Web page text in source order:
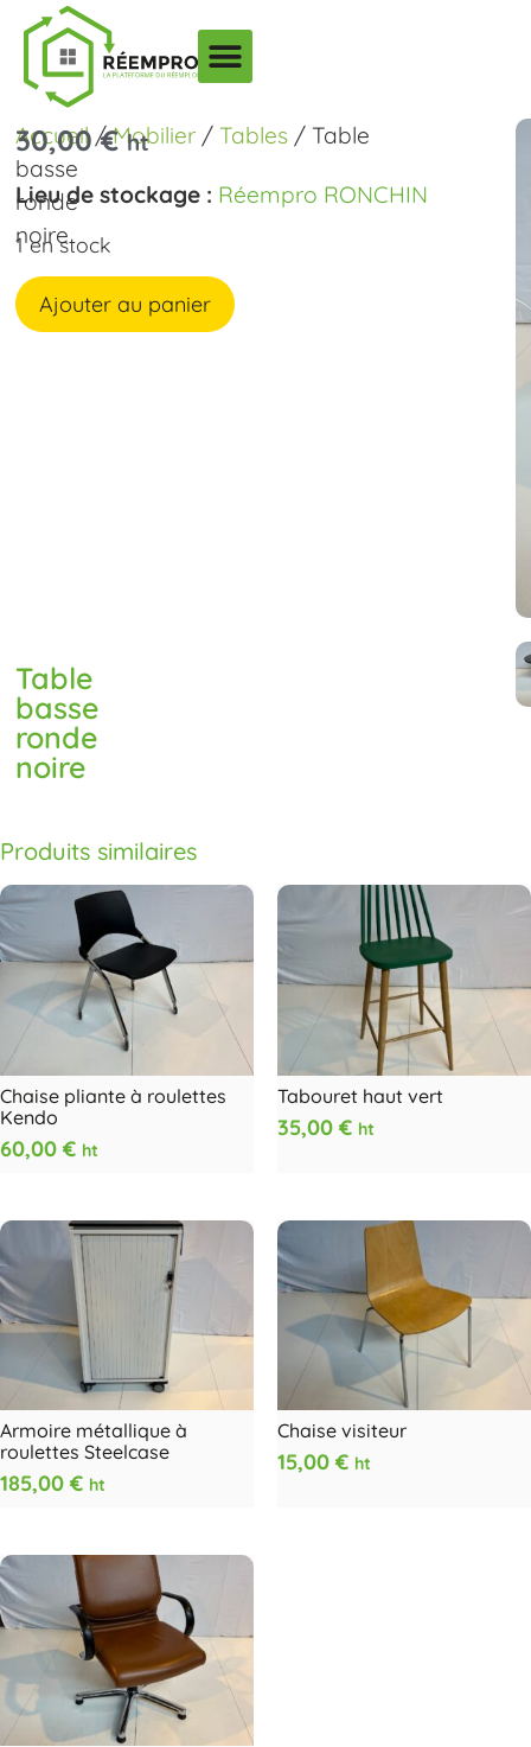
Accueil/Mobilier /Tables / Table
basse
ronde
noire
Table
basse
ronde
noire
30,00€ ht
Lieu de stockage : Réempro RONCHIN
1 en stock
Ajouter au panier
Produits similaires
Chaise pliante à roulettes
Kendo
60,00 € ht
Tabouret haut vert
35,00 € ht
Armoire métallique à
roulettes Steelcase
185,00 € ht
Chaise visiteur
15,00 € ht